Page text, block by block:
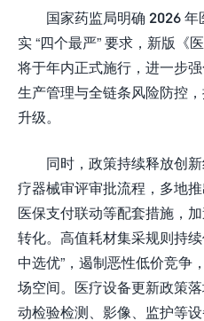
国家药监局明确 2026
实 “四个最严” 要求，新版《
将于年内正式施行，进一步
生产管理与全链条风险防控
升级。
同时，政策持续释放创
疗器械审评审批流程，多地
医保支付联动等配套措施，
转化。高值耗材集采规则持
中选优”，遏制恶性低价竞争
场空间。医疗设备更新政策
动检验检测、影像、监护等